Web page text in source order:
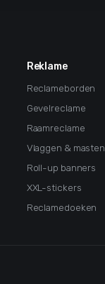
Reklame
Reclameborden
Gevelreclame
Raamreclame
Vlaggen & masten
Roll-up banners
XXL-stickers
Reclamedoeken